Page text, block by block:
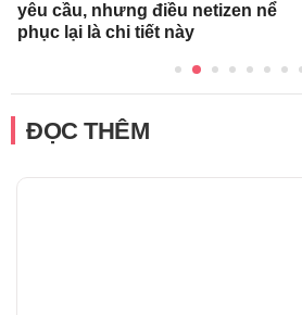
yêu cầu, nhưng điều netizen nể
phục lại là chi tiết này
ĐỌC THÊM